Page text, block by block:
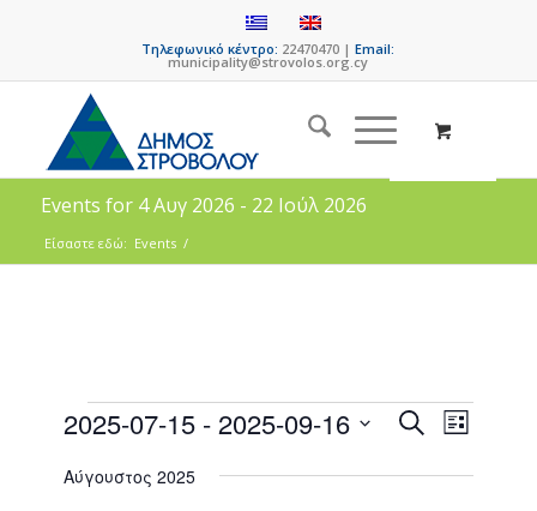
Τηλεφωνικό κέντρο: 22470470 |Email:
municipality@strovolos.org.cy
Events for 4 Αυγ 2026 - 22 Ιούλ 2026
Είσαστε εδώ: Events /
Events
SearchEvent
Views
List
2025-07-15 - 2025-09-16
date.
Αύγουστος 2025